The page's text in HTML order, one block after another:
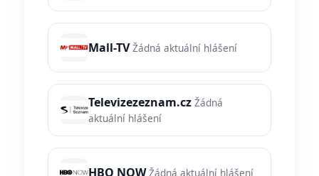
Mall-TV Žádná aktuální hlášení
Televizezeznam.cz Žádná
aktuální hlášení
HBO NOW Žádná aktuální hlášení